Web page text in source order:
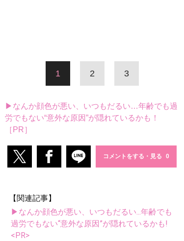
1 2 3
▶なんか顔色が悪い、いつもだるい…年齢でも過
労でもない“意外な原因”が隠れているかも！
［PR］
コメントをする・見る
【関連記事】
▶なんか顔色が悪い、いつもだるい...年齢でも
過労でもない“意外な原因”が隠れているかも!
<PR>